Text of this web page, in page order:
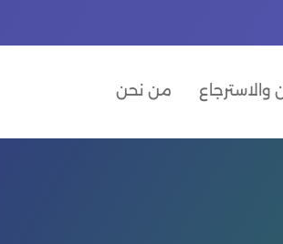
من نحن